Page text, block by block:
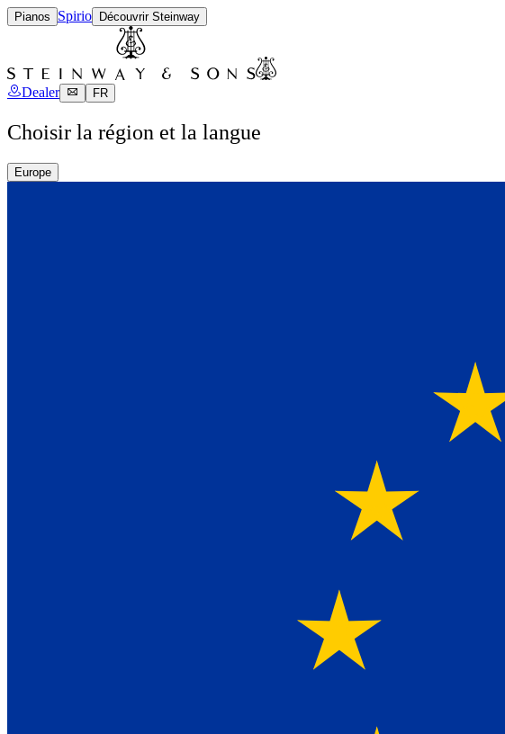
Pianos Spirio Découvrir Steinway
Dealer FR
Choisir la région et la langue
Europe